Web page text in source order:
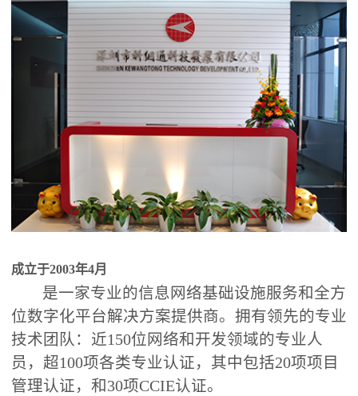
成立于2003年4月
是一家专业的信息网络基础设施服务和全方
位数字化平台解决方案提供商。拥有领先的专业
技术团队：近150位网络和开发领域的专业人
员，超100项各类专业认证，其中包括20项项目
管理认证，和30项CCIE认证。